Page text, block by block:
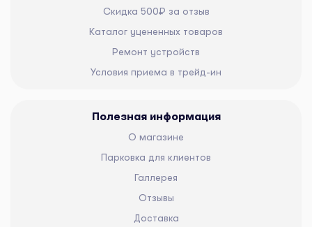
Скидка 500₽ за отзыв
Каталог уцененных товаров
Ремонт устройств
Условия приема в трейд-ин
Полезная информация
О магазине
Парковка для клиентов
Галлерея
Отзывы
Доставка